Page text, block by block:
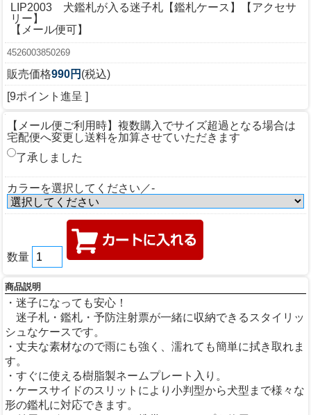
LIP2003 犬鑑札が入る迷子札【鑑札ケース】【アクセサ
リー】
【メール便可】
4526003850269
販売価格990円 (税込)
[9ポイント進呈 ]
【メール便ご利用時】複数購入でサイズ超過となる場合は
宅配便へ変更し送料を加算させていただきます
了承しました
カラーを選択してください／-
数量
商品説明
・迷子になっても安心！
迷子札・鑑札・予防注射票が一緒に収納できるスタイリッ
シュなケースです。
・丈夫な素材なので雨にも強く、濡れても簡単に拭き取れま
す。
・すぐに使える樹脂製ネームプレート入り。
・ケースサイドのスリットにより小判型から犬型まで様々な
形の鑑札に対応できます。